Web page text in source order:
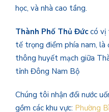
học, và nhà cao tầng.
Thành Phố Thủ Đức có vị
tế trọng điểm phía nam, là
thông huyết mạch giữa
tỉnh Đông Nam Bộ
Chúng tôi nhận đổi nước
gồm các khu vực: Phường